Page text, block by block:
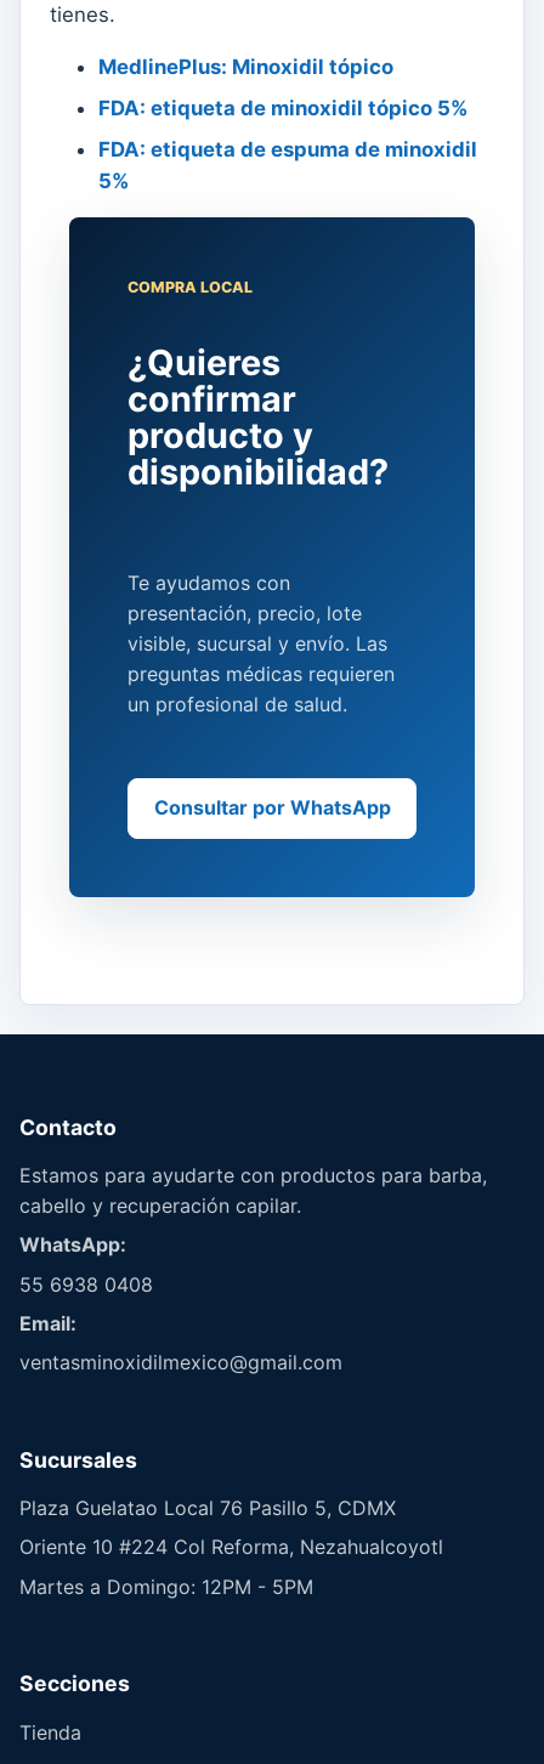
tienes.
MedlinePlus: Minoxidil tópico
FDA: etiqueta de minoxidil tópico 5%
FDA: etiqueta de espuma de minoxidil
5%
COMPRA LOCAL
¿Quieres
confirmar
producto y
disponibilidad?
Te ayudamos con
presentación, precio, lote
visible, sucursal y envío. Las
preguntas médicas requieren
un profesional de salud.
Consultar por WhatsApp
Contacto
Estamos para ayudarte con productos para barba,
cabello y recuperación capilar.
WhatsApp:
55 6938 0408
Email:
ventasminoxidilmexico@gmail.com
Sucursales
Plaza Guelatao Local 76 Pasillo 5, CDMX
Oriente 10 #224 Col Reforma, Nezahualcoyotl
Martes a Domingo: 12PM - 5PM
Secciones
Tienda